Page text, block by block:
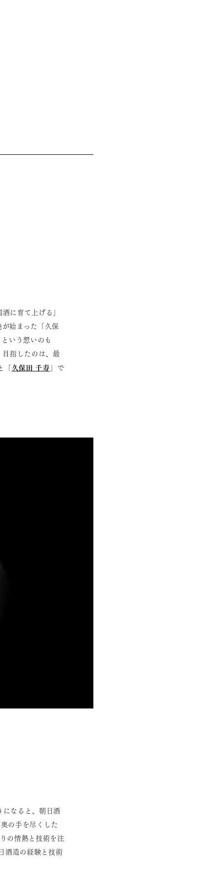
に育て上げる」
始まった「久保
いう想いのも
目指したのは、最
「久保田 千寿 」で
になると、朝日酒
の手を尽くした
の情熱と技術を注
酒造の経験と技術